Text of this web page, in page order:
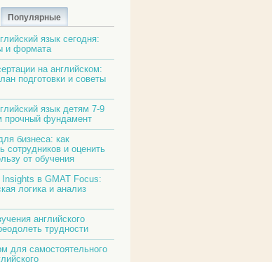
Популярные
язык сегодня:
и формата
на английском:
подготовки и советы
язык детям 7-9
прочный фундамент
бизнеса: как
сотрудников и оценить
от обучения
в GMAT Focus:
логика и анализ
английского
трудности
для самостоятельного